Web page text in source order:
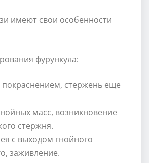
имеют свои особенности
фурункула:
покраснением, стержень еще
масс, возникновение
стержня.
с выходом гнойного
заживление.